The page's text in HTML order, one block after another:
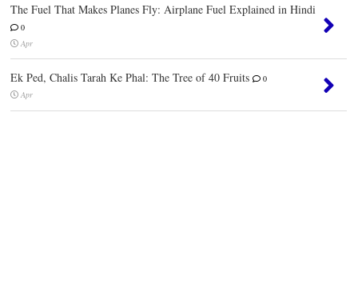
The Fuel That Makes Planes Fly: Airplane Fuel Explained in Hindi
0
Apr
Ek Ped, Chalis Tarah Ke Phal: The Tree of 40 Fruits
0
Apr